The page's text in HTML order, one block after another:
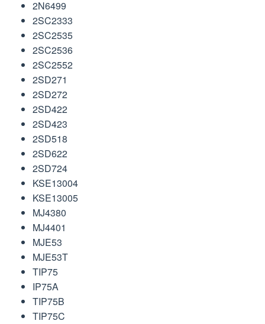
2N6499
2SC2333
2SC2535
2SC2536
2SC2552
2SD271
2SD272
2SD422
2SD423
2SD518
2SD622
2SD724
KSE13004
KSE13005
MJ4380
MJ4401
MJE53
MJE53T
TIP75
IP75A
TIP75B
TIP75C